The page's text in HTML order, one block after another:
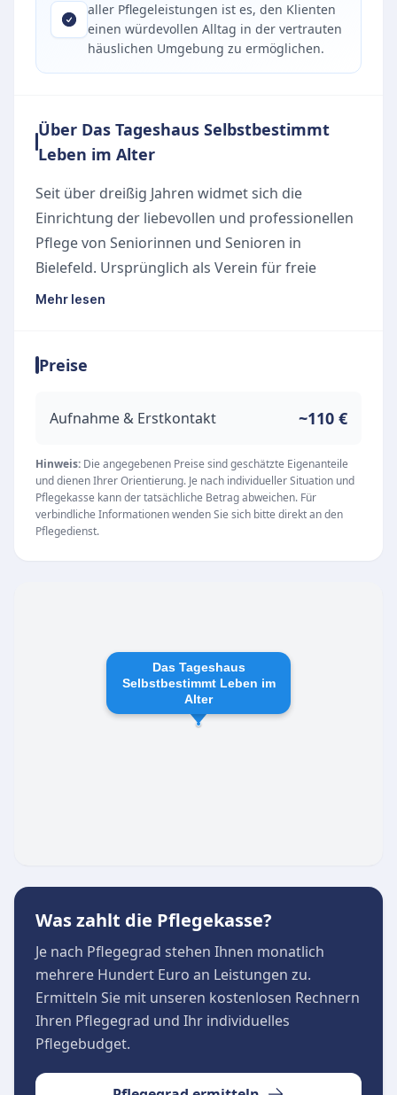
aller Pflegeleistungen ist es, den Klienten
einen würdevollen Alltag in der vertrauten
häuslichen Umgebung zu ermöglichen.
Über Das Tageshaus Selbstbestimmt
Leben im Alter
Seit über dreißig Jahren widmet sich die
Einrichtung der liebevollen und professionellen
Pflege von Seniorinnen und Senioren in
Bielefeld. Ursprünglich als Verein für freie
Altenarbeit gegründet, hat sich der Pflegedienst
zurückblickt. Ein multiprofessionelles Team aus
setzt sich täglich dafür ein, pflegebedürftigen
selbstbestimmtes Leben in der eigenen
häuslichen Umgebung zu ermöglichen.
Unsere Leistungen
Der Fokus des Pflegedienstes liegt auf der
ambulanten Versorgung im vertrauten Zuhause.
Ambulante Pflege und Betreuung im eigenen
Individuelle Betreuungskonzepte, insbesondere
und zuvorkommenden Team übernommen, das
kontinuierlich an der Weiterentwicklung seiner
Pflegekonzepte arbeitet. Für Beratungen und
Anfragen ist das Büro von Montag bis Freitag
zwischen 09:00 und 17:00 Uhr erreichbar.
Mehr lesen
Preise
Aufnahme & Erstkontakt ~110 €
Hinweis: Die angegebenen Preise sind geschätzte Eigenanteile
und dienen Ihrer Orientierung. Je nach individueller Situation und
Pflegekasse kann der tatsächliche Betrag abweichen. Für
verbindliche Informationen wenden Sie sich bitte direkt an den
Pflegedienst.
Das Tageshaus
Selbstbestimmt Leben im
Alter
Was zahlt die Pflegekasse?
Je nach Pflegegrad stehen Ihnen monatlich
mehrere Hundert Euro an Leistungen zu.
Ermitteln Sie mit unseren kostenlosen Rechnern
Ihren Pflegegrad und Ihr individuelles
Pflegebudget.